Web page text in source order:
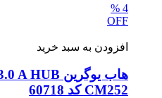
4
%
OFF
افزودن به سبد خرید
CM252 کد 60718